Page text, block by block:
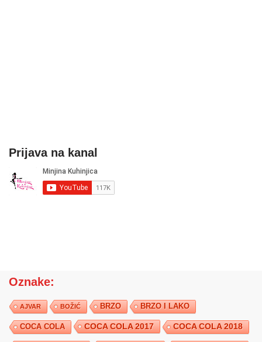
Prijava na kanal
Oznake:
AJVAR BOŽIĆ BRZO BRZO I LAKO
COCA COLA COCA COLA 2017 COCA COLA 2018